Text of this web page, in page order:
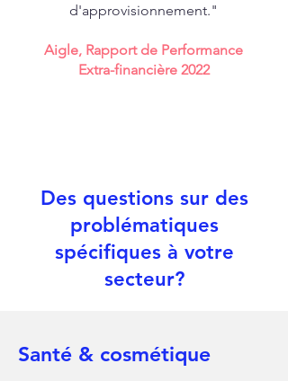
d'approvisionnement."
Aigle, Rapport de Performance
Extra-financière 2022
Des questions sur des
problématiques
spécifiques à votre
secteur?
Santé & cosmétique